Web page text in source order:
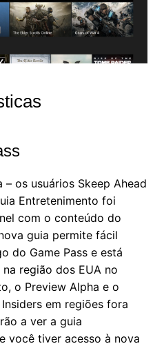
– os usuários Skeep Ahead
Entretenimento foi
com o conteúdo do
guia permite fácil
do Game Pass e está
região dos EUA no
o Preview Alpha e o
em regiões fora
a ver a guia
você tiver acesso à nova